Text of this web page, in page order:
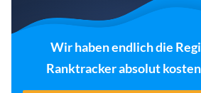
Wir haben endlich die
Ranktracker absolut